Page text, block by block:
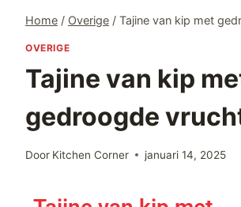
Home / Overige / Tajine van kip met
OVERIGE
Tajine van kip
gedroogde
Door Kitchen Corner januari 14, 2025